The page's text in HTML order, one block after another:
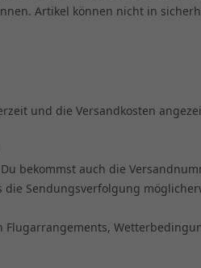
Artikel können nicht in
und die Versandkosten
bekommst auch die
Sendungsverfolgung